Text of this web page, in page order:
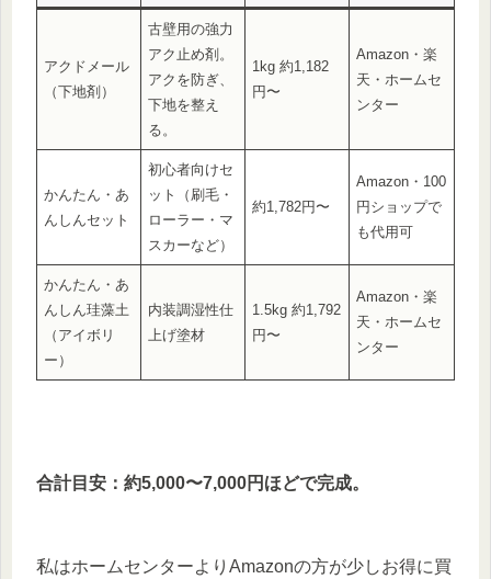
アクドメール
（下地剤）
古壁用の強力
アク止め剤。
アクを防ぎ、
下地を整え
る。
1kg 約1,182
円〜
Amazon・楽
天・ホームセ
ンター
かんたん・あ
んしんセット
初心者向けセ
ット（刷毛・
ローラー・マ
スカーなど）
約1,782円〜
Amazon・100
円ショップで
も代用可
かんたん・あ
んしん珪藻土
（アイボリ
ー）
内装調湿性仕
上げ塗材
1.5kg 約1,792
円〜
Amazon・楽
天・ホームセ
ンター
合計目安：約5,000〜7,000円ほどで完成。
私はホームセンターよりAmazonの方が少しお得に買